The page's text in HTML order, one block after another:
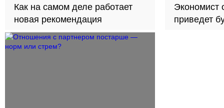
Как на самом деле работает
новая рекомендация
Экономист
приведет